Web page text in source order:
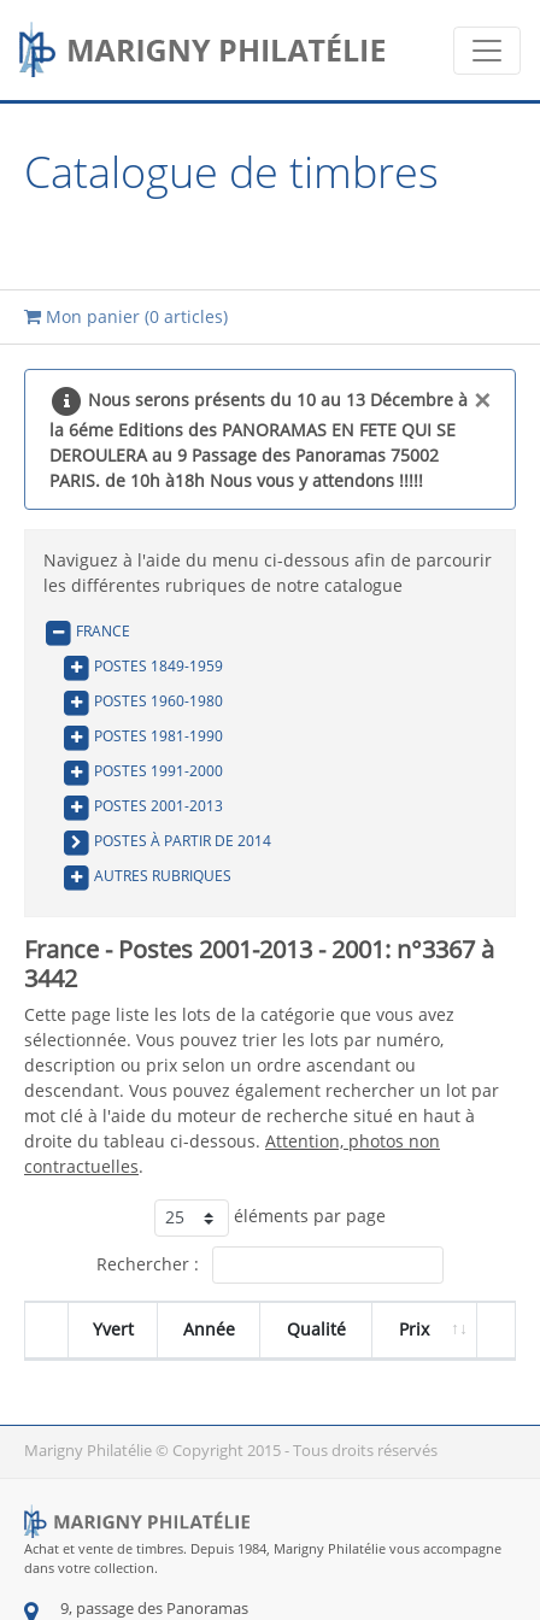
Catalogue de timbres
Mon panier (0 articles)
×
Nous serons présents du 10 au 13 Décembre à
la 6éme Editions des PANORAMAS EN FETE QUI SE
DEROULERA au 9 Passage des Panoramas 75002
PARIS. de 10h à18h Nous vous y attendons !!!!!
Naviguez à l'aide du menu ci-dessous afin de parcourir
les différentes rubriques de notre catalogue
FRANCE
POSTES 1849-1959
POSTES 1960-1980
POSTES 1981-1990
POSTES 1991-2000
POSTES 2001-2013
POSTES À PARTIR DE 2014
AUTRES RUBRIQUES
France - Postes 2001-2013 - 2001: n°3367 à
3442
Cette page liste les lots de la catégorie que vous avez
sélectionnée. Vous pouvez trier les lots par numéro,
description ou prix selon un ordre ascendant ou
descendant. Vous pouvez également rechercher un lot par
mot clé à l'aide du moteur de recherche situé en haut à
droite du tableau ci-dessous. Attention, photos non
contractuelles.
éléments par page
Rechercher :
Yvert Année Qualité Prix
Marigny Philatélie © Copyright 2015 - Tous droits réservés
Achat et vente de timbres. Depuis 1984, Marigny Philatélie vous accompagne
dans votre collection.
9, passage des Panoramas